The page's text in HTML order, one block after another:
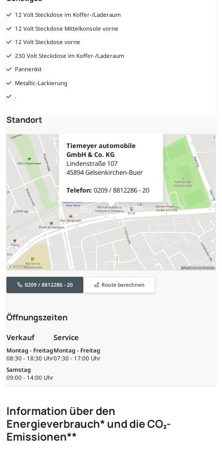
12 Volt Steckdose im Koffer-/Laderaum
12 Volt Steckdose Mittelkonsole vorne
12 Volt Steckdose vorne
230 Volt Steckdose im Koffer-/Laderaum
Pannenkit
Metallic-Lackierung
.
Standort
Tiemeyer automobile
GmbH & Co. KG
Lindenstraße 107
45894 Gelsenkirchen-Buer
Telefon: 0209 / 8812286 - 20
0209 / 8812286 - 20 Route berechnen
Öffnungszeiten
Verkauf
Montag - Freitag
08:30 - 18:30 Uhr
Samstag
09:00 - 14:00 Uhr
Service
Montag - Freitag
07:30 - 17:00 Uhr
Information über den
Energieverbrauch* und die CO₂-
Emissionen**